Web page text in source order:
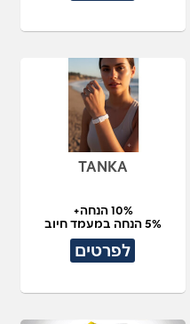
TANKA
10% הנחה+
5% הנחה במעמד חיוב
לפרטים